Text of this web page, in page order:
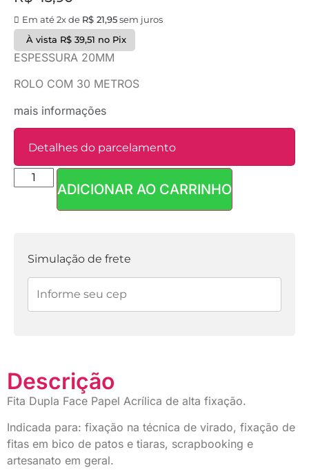
Em até 2x de R$ 21,95 sem juros
À vista R$39,51 no Pix
ESPESSURA 20MM
ROLO COM 30 METROS
mais informações
Detalhes do parcelamento
Parcelas:ADICIONAR AO CARRINHO
Simulação de frete
Descrição
Fita Dupla Face Papel Acrílica de alta fixação.
Indicada para: fixação na técnica de virado, fixação de
fitas em bico de patos e tiaras, scrapbooking e
artesanato em geral.